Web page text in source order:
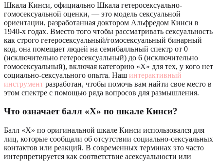
Шкала Кинси, официально Шкала гетеросексуально-
гомосексуальной оценки, — это модель сексуальной
ориентации, разработанная доктором Альфредом Кинси в
1940-х годах. Вместо того чтобы рассматривать сексуальность
как строго гетеросексуальный/гомосексуальный бинарный
код, она помещает людей на семибалльный спектр от 0
(исключительно гетеросексуальный) до 6 (исключительно
гомосексуальный), включая категорию «X» для тех, у кого нет
социально-сексуального опыта. Наш интерактивный
инструмент разработан, чтобы помочь вам найти свое место в
этом спектре с помощью ряда вопросов для размышления.
Что означает балл «X» по шкале Кинси?
Балл «X» по оригинальной шкале Кинси использовался для
лиц, которые сообщали об отсутствии социально-сексуальных
контактов или реакций. В современных терминах это часто
интерпретируется как соответствие асексуальности или